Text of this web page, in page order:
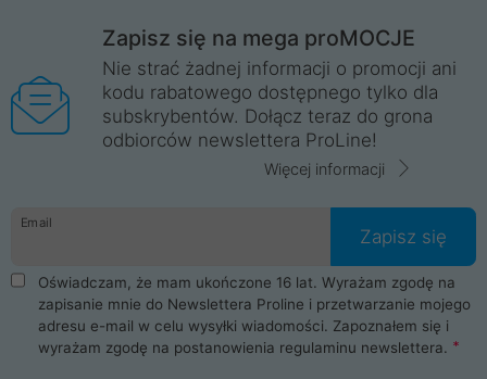
Zapisz się na mega proMOCJE
Nie strać żadnej informacji o promocji ani
kodu rabatowego dostępnego tylko dla
subskrybentów. Dołącz teraz do grona
odbiorców newslettera ProLine!
Więcej informacji
Email
Zapisz się
Oświadczam, że mam ukończone 16 lat. Wyrażam zgodę na
zapisanie mnie do Newslettera Proline i przetwarzanie mojego
adresu e-mail w celu wysyłki wiadomości. Zapoznałem się i
wyrażam zgodę na postanowienia regulaminu newslettera.